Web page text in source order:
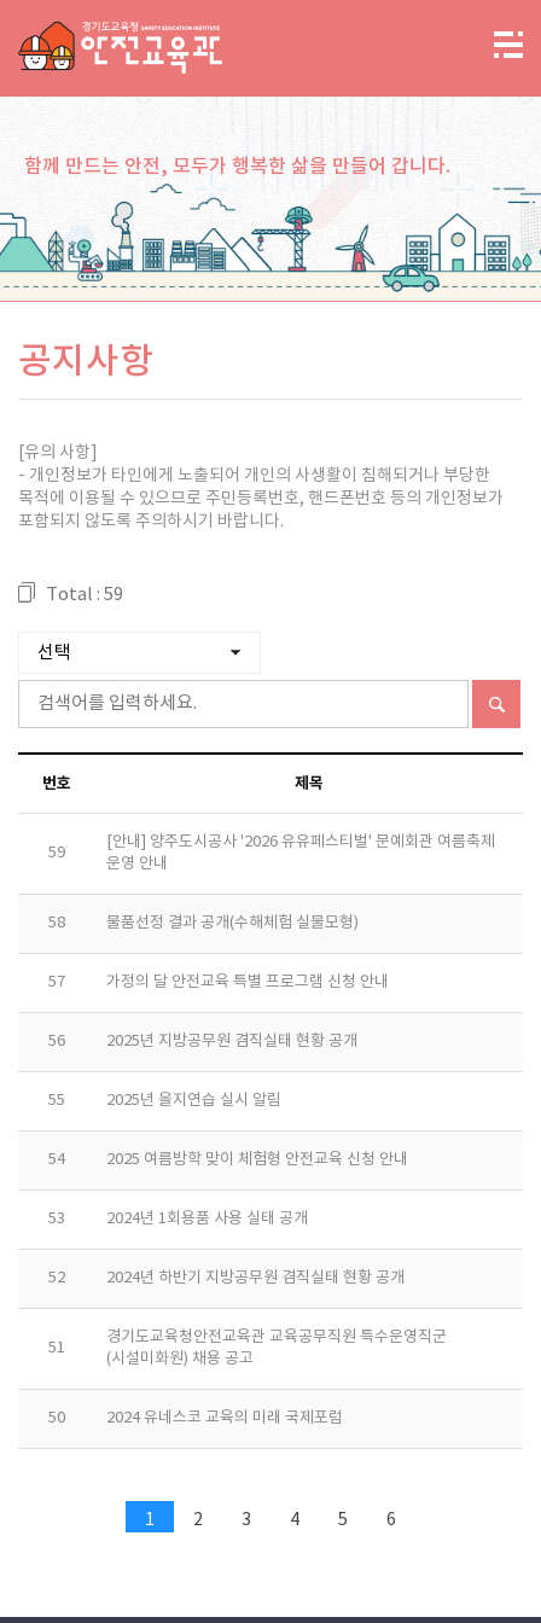
함께 만드는 안전, 모두가 행복한 삶을 만들어 갑니다.
공지사항
[유의 사항]
- 개인정보가 타인에게 노출되어 개인의 사생활이 침해되거나 부당한
목적에 이용될 수 있으므로 주민등록번호, 핸드폰번호 등의 개인정보가
포함되지 않도록 주의하시기 바랍니다.
Total : 59
번호 제목
59
[안내] 양주도시공사 '2026 유유페스티벌' 문예회관 여름축제
운영 안내
58 물품선정 결과 공개(수해체험 실물모형)
57 가정의 달 안전교육 특별 프로그램 신청 안내
56 2025년 지방공무원 겸직실태 현황 공개
55 2025년 을지연습 실시 알림
54 2025 여름방학 맞이 체험형 안전교육 신청 안내
53 2024년 1회용품 사용 실태 공개
52 2024년 하반기 지방공무원 겸직실태 현황 공개
51
경기도교육청안전교육관 교육공무직원 특수운영직군
(시설미화원) 채용 공고
50 2024 유네스코 교육의 미래 국제포럼
1 2 3 4 5 6